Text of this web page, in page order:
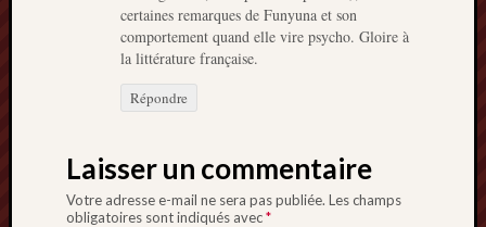
certaines remarques de Funyuna et son
comportement quand elle vire psycho. Gloire à
la littérature française.
Répondre
Laisser un commentaire
Votre adresse e-mail ne sera pas publiée. Les champs
obligatoires sont indiqués avec*